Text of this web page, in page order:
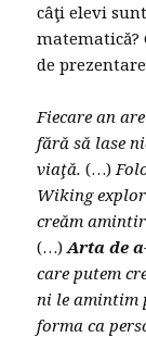
câţi elevi
de
Fiecare an
fără să lase
viaţă. (…)
Wiking
creăm
(…)Arta de
care putem
ni le amintim
forma ca